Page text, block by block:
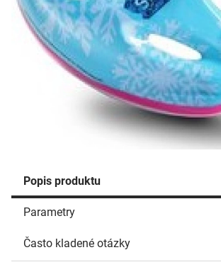
Popis produktu
Parametry
Často kladené otázky